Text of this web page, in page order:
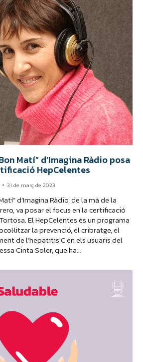
Matí” d’Imagina Ràdio posa
HepCelentes
31 de març de 2023
d’Imagina Ràdio, de la mà de la
va posar el focus en la certificació
El HepCelentes és un programa
la prevenció, el cribratge, el
de l’hepatitis C en els usuaris del
Cinta Soler, que ha…